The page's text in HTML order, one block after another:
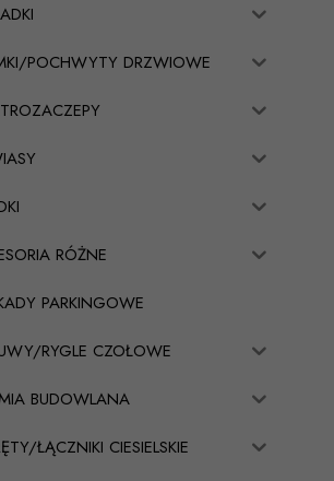
POCHWYTY DRZWIOWE
RÓŻNE
PARKINGOWE
RYGLE CZOŁOWE
BUDOWLANA
ŁĄCZNIKI CIESIELSKIE